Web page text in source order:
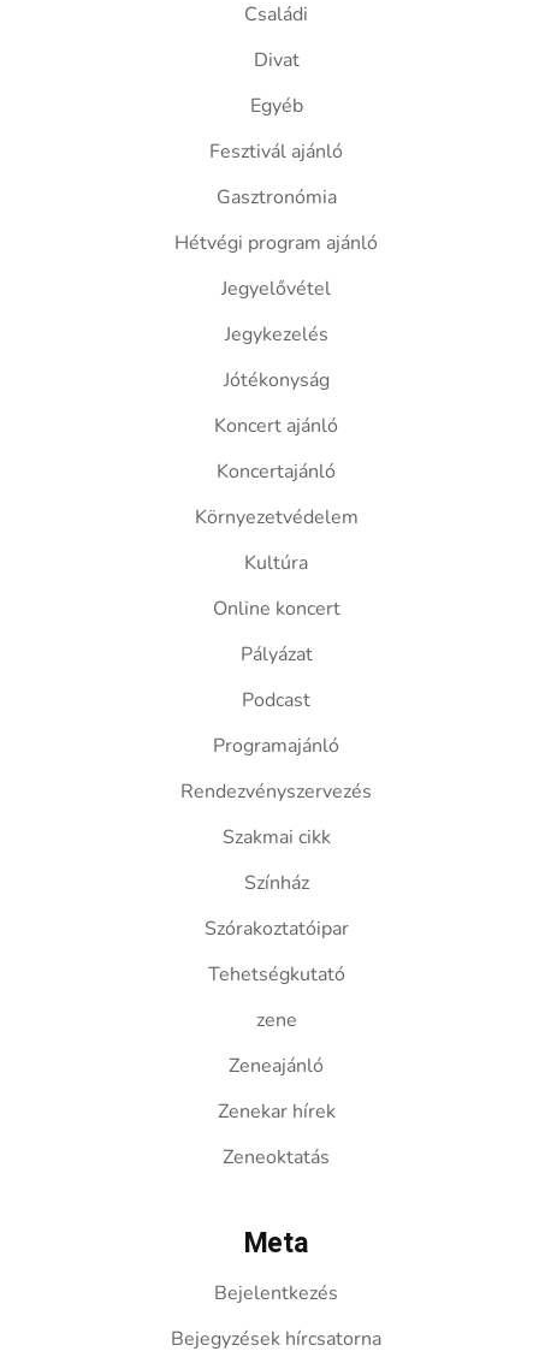
Családi
Divat
Egyéb
Fesztivál ajánló
Gasztronómia
Hétvégi program ajánló
Jegyelővétel
Jegykezelés
Jótékonyság
Koncert ajánló
Koncertajánló
Környezetvédelem
Kultúra
Online koncert
Pályázat
Podcast
Programajánló
Rendezvényszervezés
Szakmai cikk
Színház
Szórakoztatóipar
Tehetségkutató
zene
Zeneajánló
Zenekar hírek
Zeneoktatás
Meta
Bejelentkezés
Bejegyzések hírcsatorna